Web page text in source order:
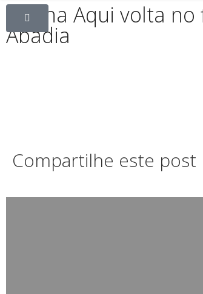
Vacina Aqui volta no
Abadia
Compartilhe este post